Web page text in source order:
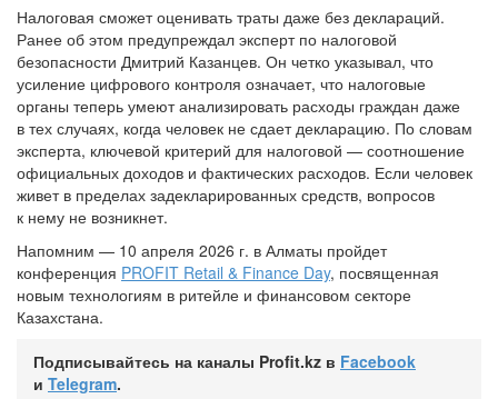
Налоговая сможет оценивать траты даже без деклараций.
Ранее об этом предупреждал эксперт по налоговой
безопасности Дмитрий Казанцев. Он четко указывал, что
усиление цифрового контроля означает, что налоговые
органы теперь умеют анализировать расходы граждан даже
в тех случаях, когда человек не сдает декларацию. По словам
эксперта, ключевой критерий для налоговой — соотношение
официальных доходов и фактических расходов. Если человек
живет в пределах задекларированных средств, вопросов
к нему не возникнет.
Напомним — 10 апреля 2026 г. в Алматы пройдет
конференция PROFIT Retail & Finance Day, посвященная
новым технологиям в ритейле и финансовом секторе
Казахстана.
Подписывайтесь на каналы Profit.kz в Facebook
и Telegram.